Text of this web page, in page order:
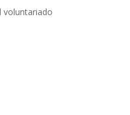
voluntariado